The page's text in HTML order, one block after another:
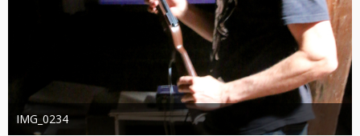
IMG_0234